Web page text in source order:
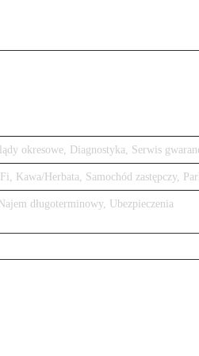
okresowe, Diagnostyka, Serwis
Kawa/Herbata, Samochód zastępczy,
długoterminowy, Ubezpieczenia